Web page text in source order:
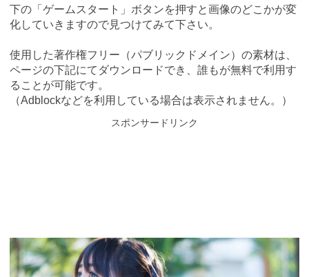
下の「ゲームスタート」ボタンを押すと画像のどこかが変
化していきますので見つけてみて下さい。
使用した著作権フリー（パブリックドメイン）の素材は、
ページの下記にてダウンロードでき、誰もが無料で利用す
ることが可能です。
（Adblockなどを利用している場合は表示されません。）
スポンサードリンク